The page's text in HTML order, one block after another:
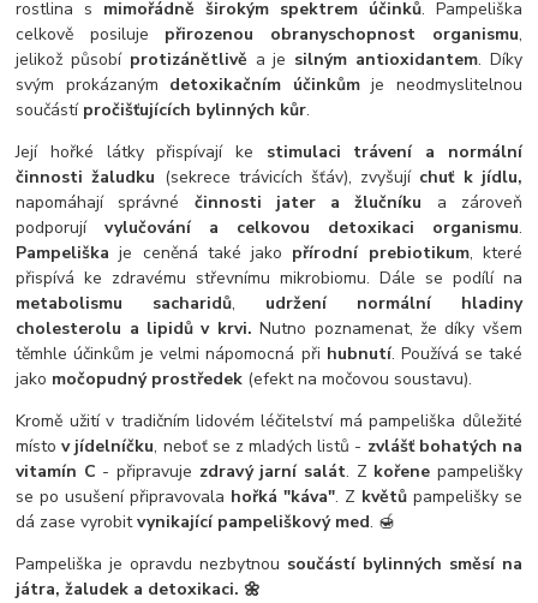
rostlina s mimořádně širokým spektrem účinků. Pampeliška
celkově posiluje přirozenou obranyschopnost organismu,
jelikož působí protizánětlivě a je silným antioxidantem. Díky
svým prokázaným detoxikačním účinkůmje neodmyslitelnou
součástí pročišťujících bylinných kůr.
Její hořké látky přispívají ke stimulaci trávení a normální
činnosti žaludku (sekrece trávicích šťáv), zvyšují chuť k jídlu,
napomáhají správné činnosti jater a žlučníku a zároveň
podporujívylučování a celkovou detoxikaci organismu.
Pampeliškaje ceněná také jako přírodní prebiotikum, které
přispívá ke zdravému střevnímu mikrobiomu. Dále se podílí na
metabolismu sacharidů, udržení normální hladiny
cholesterolu a lipidů v krvi.Nutno poznamenat, že díky všem
těmhle účinkům je velmi nápomocná při hubnutí. Používá se také
jako močopudný prostředek (efekt na močovou soustavu).
Kromě užití v tradičním lidovém léčitelství má pampeliška důležité
místov jídelníčku, neboť se z mladých listů - zvlášť bohatých na
vitamín C - připravuje zdravý jarní salát. Z kořene pampelišky
se po usušení připravovala hořká "káva". Z květů pampelišky se
dá zase vyrobitvynikající pampeliškový med. 🍯
Pampeliška je opravdu nezbytnou součástí bylinných směsí na
játra, žaludek a detoxikaci. 🌼